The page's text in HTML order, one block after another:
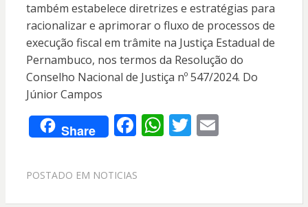
também estabelece diretrizes e estratégias para
racionalizar e aprimorar o fluxo de processos de
execução fiscal em trâmite na Justiça Estadual de
Pernambuco, nos termos da Resolução do
Conselho Nacional de Justiça nº 547/2024. Do
Júnior Campos
Share F
e
W T E
POSTADO EM NOTICIAS